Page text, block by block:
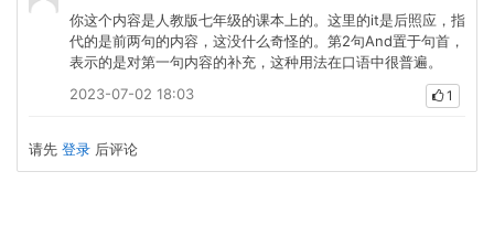
你这个内容是人教版七年级的课本上的。这里的it是后照应，指
代的是前两句的内容，这没什么奇怪的。第2句And置于句首，
表示的是对第一句内容的补充，这种用法在口语中很普遍。
2023-07-02 18:03
1
请先 登录 后评论